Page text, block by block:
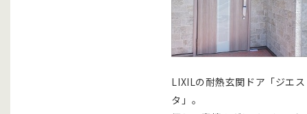
LIXILの耐熱玄関ドア「ジエス
タ」。